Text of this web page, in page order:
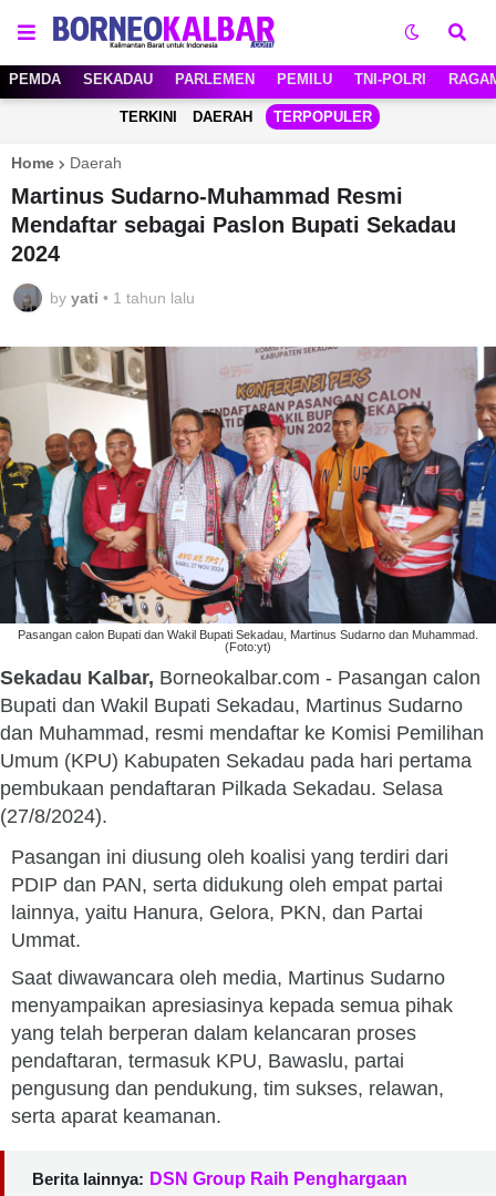
PEMDA SEKADAU PARLEMEN PEMILU TNI-POLRI
TERKINI DAERAH TERPOPULER
Home Daerah
Martinus Sudarno-Muhammad Resmi
Mendaftar sebagai Paslon Bupati Sekadau
2024
by yati • 1 tahun lalu
Pasangan calon Bupati dan Wakil Bupati Sekadau, Martinus Sudarno dan Muhammad.
(Foto:yt)
Sekadau Kalbar, Borneokalbar.com - Pasangan calon
Bupati dan Wakil Bupati Sekadau, Martinus Sudarno
dan Muhammad, resmi mendaftar ke Komisi Pemilihan
Umum (KPU) Kabupaten Sekadau pada hari pertama
pembukaan pendaftaran Pilkada Sekadau. Selasa
(27/8/2024).
Pasangan ini diusung oleh koalisi yang terdiri dari
PDIP dan PAN, serta didukung oleh empat partai
lainnya, yaitu Hanura, Gelora, PKN, dan Partai
Ummat.
Saat diwawancara oleh media, Martinus Sudarno
menyampaikan apresiasinya kepada semua pihak
yang telah berperan dalam kelancaran proses
pendaftaran, termasuk KPU, Bawaslu, partai
pengusung dan pendukung, tim sukses, relawan,
serta aparat keamanan.
Berita lainnya: DSN Group Raih Penghargaan